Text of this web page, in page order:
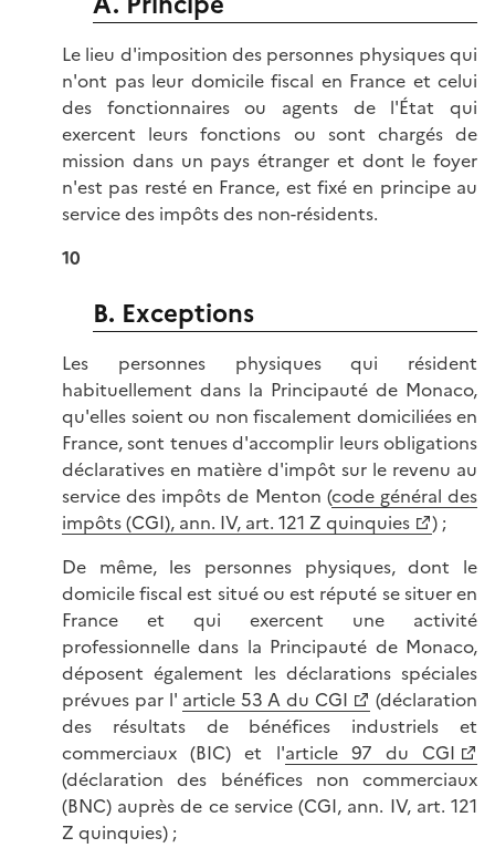
Le lieu d'imposition des personnes physiques qui
n'ont pas leur domicile fiscal en France et celui
des fonctionnaires ou agents de l'État qui
exercent leurs fonctions ou sont chargés de
mission dans un pays étranger et dont le foyer
n'est pas resté en France, est fixé en principe au
service des impôts des non-résidents.
10
B. Exceptions
Les personnes physiques qui résident
habituellement dans la Principauté de Monaco,
qu'elles soient ou non fiscalement domiciliées en
France, sont tenues d'accomplir leurs obligations
déclaratives en matière d'impôt sur le revenu au
service des impôts de Menton (code général des
impôts (CGI), ann. IV, art. 121 Z quinquies
) ;
De même, les personnes physiques, dont le
domicile fiscal est situé ou est réputé se situer en
France et qui exercent une activité
professionnelle dans la Principauté de Monaco,
déposent également les déclarations spéciales
prévues par l' article 53 A du CGI
(déclaration
des résultats de bénéfices industriels et
commerciaux (BIC) et l'article 97 du CGI
(déclaration des bénéfices non commerciaux
(BNC) auprès de ce service (CGI, ann. IV, art. 121
Z quinquies) ;